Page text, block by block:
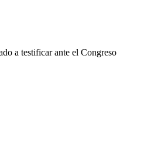
a testificar ante el Congreso